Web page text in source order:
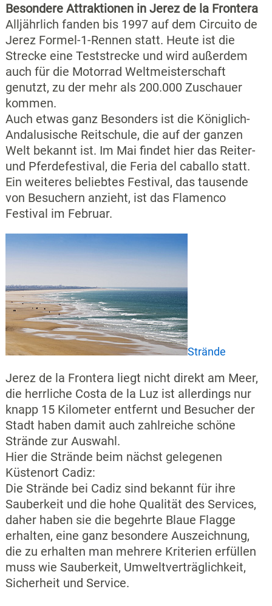
Besondere Attraktionen in Jerez de la Frontera
Alljährlich fanden bis 1997 auf dem Circuito de
Jerez Formel-1-Rennen statt. Heute ist die
Strecke eine Teststrecke und wird außerdem
auch für die Motorrad Weltmeisterschaft
genutzt, zu der mehr als 200.000 Zuschauer
kommen.
Auch etwas ganz Besonders ist die Königlich-
Andalusische Reitschule, die auf der ganzen
Welt bekannt ist. Im Mai findet hier das Reiter-
und Pferdefestival, die Feria del caballo statt.
Ein weiteres beliebtes Festival, das tausende
von Besuchern anzieht, ist das Flamenco
Festival im Februar.
Strände
Jerez de la Frontera liegt nicht direkt am Meer,
die herrliche Costa de la Luz ist allerdings nur
knapp 15 Kilometer entfernt und Besucher der
Stadt haben damit auch zahlreiche schöne
Strände zur Auswahl.
Hier die Strände beim nächst gelegenen
Küstenort Cadiz:
Die Strände bei Cadiz sind bekannt für ihre
Sauberkeit und die hohe Qualität des Services,
daher haben sie die begehrte Blaue Flagge
erhalten, eine ganz besondere Auszeichnung,
die zu erhalten man mehrere Kriterien erfüllen
muss wie Sauberkeit, Umweltverträglichkeit,
Sicherheit und Service.